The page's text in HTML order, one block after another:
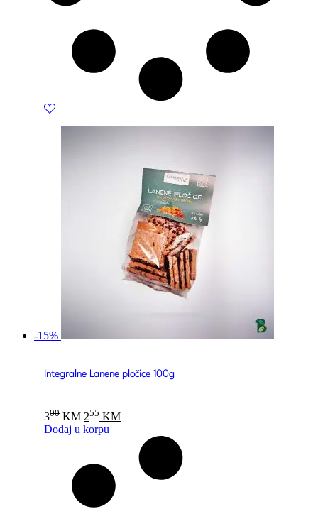
-15%
Integralne Lanene pločice 100g
300 KM Original
price
was:
255 KMCurrent
price
255 KM.
Dodaj u korpu